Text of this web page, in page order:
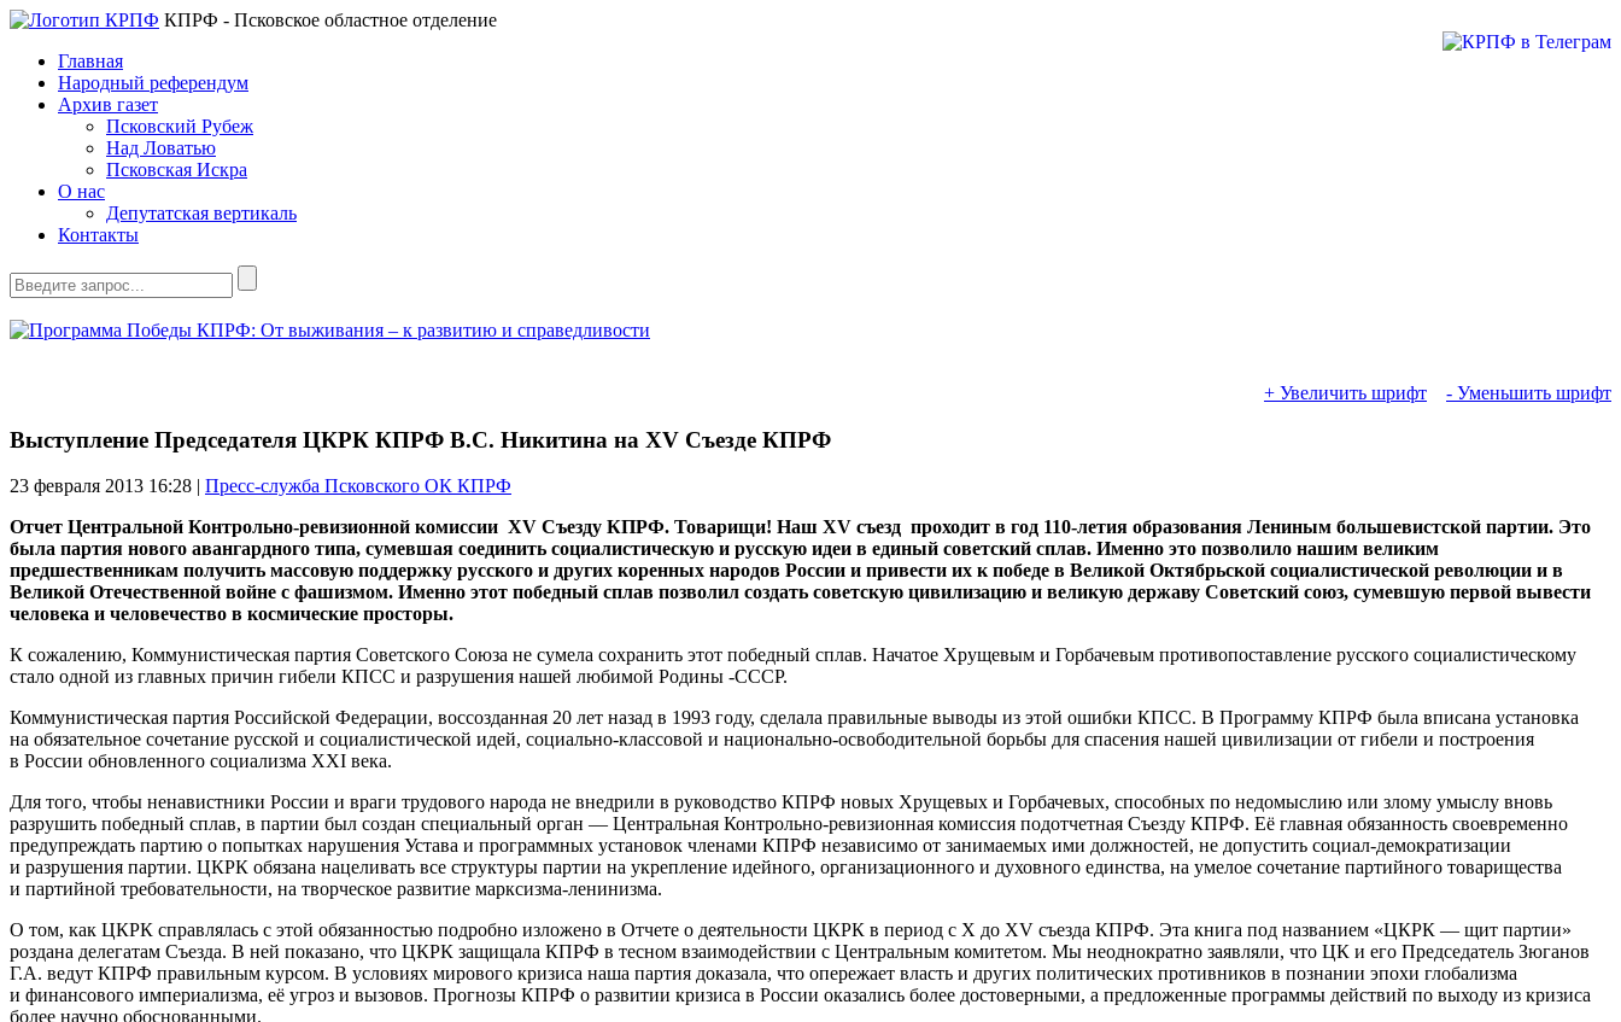
КПРФ - Псковское областное отделение
Главная
Народный референдум
Архив газет
Псковский Рубеж
Над Ловатью
Псковская Искра
О нас
Депутатская вертикаль
Контакты
+ Увеличить шрифт - Уменьшить шрифт
Выступление Председателя ЦКРК КПРФ В.С. Никитина на XV Съезде КПРФ
23 февраля 2013 16:28 | Пресс-служба Псковского ОК КПРФ
Отчет Центральной Контрольно-ревизионной комиссии XV Съезду КПРФ. Товарищи! Наш XV съезд проходит в год 110-летия образования Лениным большевистской партии. Это
была партия нового авангардного типа, сумевшая соединить социалистическую и русскую идеи в единый советский сплав. Именно это позволило нашим великим
предшественникам получить массовую поддержку русского и других коренных народов России и привести их к победе в Великой Октябрьской социалистической революции и в
Великой Отечественной войне с фашизмом. Именно этот победный сплав позволил создать советскую цивилизацию и великую державу Советский союз, сумевшую первой вывести
человека и человечество в космические просторы.
К сожалению, Коммунистическая партия Советского Союза не сумела сохранить этот победный сплав. Начатое Хрущевым и Горбачевым противопоставление русского социалистическому
стало одной из главных причин гибели КПСС и разрушения нашей любимой Родины -СССР.
Коммунистическая партия Российской Федерации, воссозданная 20 лет назад в 1993 году, сделала правильные выводы из этой ошибки КПСС. В Программу КПРФ была вписана установка
на обязательное сочетание русской и социалистической идей, социально-классовой и национально-освободительной борьбы для спасения нашей цивилизации от гибели и построения
в России обновленного социализма XXI века.
Для того, чтобы ненавистники России и враги трудового народа не внедрили в руководство КПРФ новых Хрущевых и Горбачевых, способных по недомыслию или злому умыслу вновь
разрушить победный сплав, в партии был создан специальный орган — Центральная Контрольно-ревизионная комиссия подотчетная Съезду КПРФ. Её главная обязанность своевременно
предупреждать партию о попытках нарушения Устава и программных установок членами КПРФ независимо от занимаемых ими должностей, не допустить социал-демократизации
и разрушения партии. ЦКРК обязана нацеливать все структуры партии на укрепление идейного, организационного и духовного единства, на умелое сочетание партийного товарищества
и партийной требовательности, на творческое развитие марксизма-ленинизма.
О том, как ЦКРК справлялась с этой обязанностью подробно изложено в Отчете о деятельности ЦКРК в период с X до XV съезда КПРФ. Эта книга под названием «ЦКРК — щит партии»
роздана делегатам Съезда. В ней показано, что ЦКРК защищала КПРФ в тесном взаимодействии с Центральным комитетом. Мы неоднократно заявляли, что ЦК и его Председатель Зюганов
Г.А. ведут КПРФ правильным курсом. В условиях мирового кризиса наша партия доказала, что опережает власть и других политических противников в познании эпохи глобализма
и финансового империализма, её угроз и вызовов. Прогнозы КПРФ о развитии кризиса в России оказались более достоверными, а предложенные программы действий по выходу из кризиса
более научно обоснованными.